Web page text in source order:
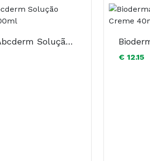
Bioderma Abcderm Solução Micelar H2O 500ml
€ 12.15